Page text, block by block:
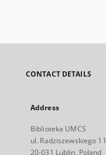
CONTACT DETAILS
Address
Biblioteka UMCS
ul. Radziszewskiego 11
20-031 Lublin, Poland